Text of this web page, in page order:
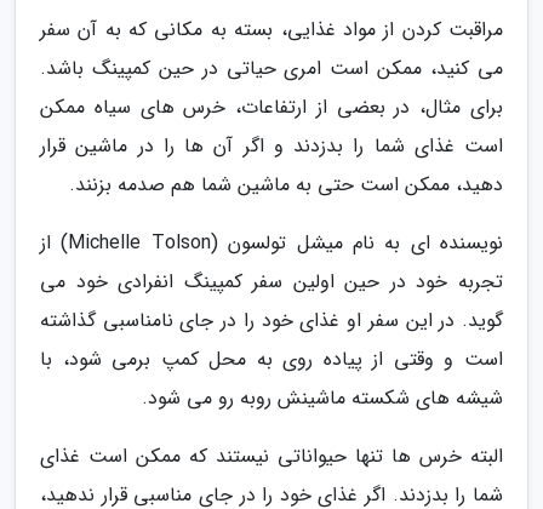
مراقبت کردن از مواد غذایی، بسته به مکانی که به آن سفر
می کنید، ممکن است امری حیاتی در حین کمپینگ باشد.
برای مثال، در بعضی از ارتفاعات، خرس های سیاه ممکن
است غذای شما را بدزدند و اگر آن ها را در ماشین قرار
دهید، ممکن است حتی به ماشین شما هم صدمه بزنند.
نویسنده ای به نام میشل تولسون (Michelle Tolson) از
تجربه خود در حین اولین سفر کمپینگ انفرادی خود می
گوید. در این سفر او غذای خود را در جای نامناسبی گذاشته
است و وقتی از پیاده روی به محل کمپ برمی شود، با
شیشه های شکسته ماشینش روبه رو می شود.
البته خرس ها تنها حیواناتی نیستند که ممکن است غذای
شما را بدزدند. اگر غذای خود را در جای مناسبی قرار ندهید،